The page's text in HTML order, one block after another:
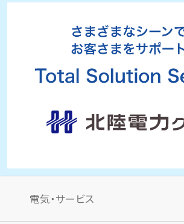
電気・サービス